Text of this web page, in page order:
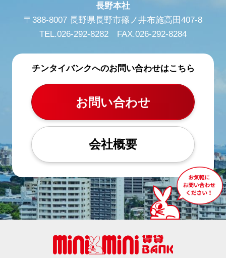
長野本社
〒388-8007 長野県長野市篠ノ井布施高田407-8
TEL.026-292-8282 FAX.026-292-8284
チンタイバンクへのお問い合わせはこちら
お問い合わせ
会社概要